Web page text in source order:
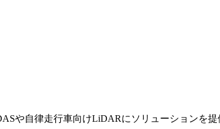
や自律走行車向けLiDARにソリューションを